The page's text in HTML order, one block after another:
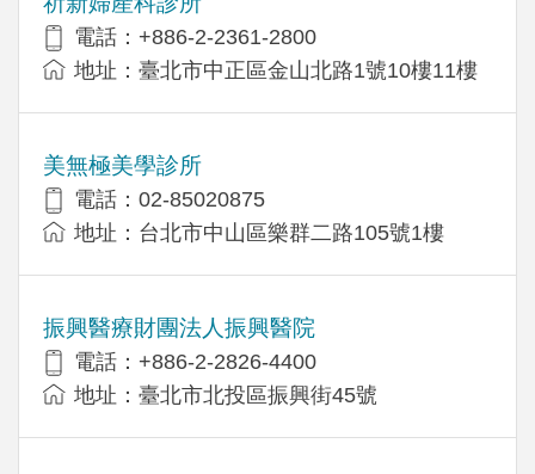
電話：+886-2-2361-2800
地址：臺北市中正區金山北路1號10樓11樓
美無極美學診所
電話：02-85020875
地址：台北市中山區樂群二路105號1樓
振興醫療財團法人振興醫院
電話：+886-2-2826-4400
地址：臺北市北投區振興街45號